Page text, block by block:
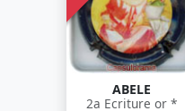
ABELE
2a Ecriture or *